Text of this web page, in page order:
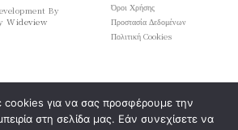
By
Wideview
Όροι Χρήσης
Προστασία Δεδομένων
Πολιτική Cookies
cookies για να σας προσφέρουμε την
στη σελίδα μας. Εάν συνεχίσετε να